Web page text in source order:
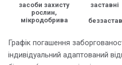
засоби захисту
рослин,
мікродобрива
заставні
Графік погашення
індивідуальний адаптований